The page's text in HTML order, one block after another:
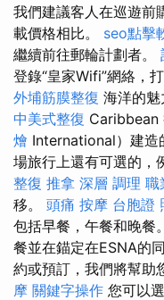
我們建議客人在巡遊前
載價格相比。 seo點擊
繼續前往郵輪計劃者。
登錄“皇家Wifi”網絡，
外埔筋膜整復 海洋的
中美式整復 Caribbean
燴 International）建造
場旅行上還有可選的，
整復 推拿 深層 調理
移。 頭痛 按摩 台胞證
包括早餐，午餐和晚餐
餐並在錨定在ESNA的
約或預訂，我們將幫助
摩 關鍵字操作 您可以